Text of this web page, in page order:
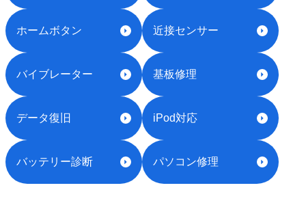
ホームボタン 近接センサー
バイブレーター 基板修理
データ復旧 iPod対応
バッテリー診断 パソコン修理